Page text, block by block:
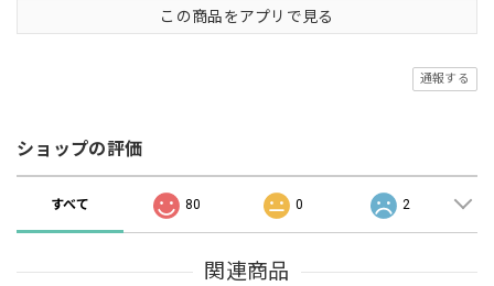
この商品をアプリで見る
通報する
ショップの評価
すべて 80 0 2
関連商品